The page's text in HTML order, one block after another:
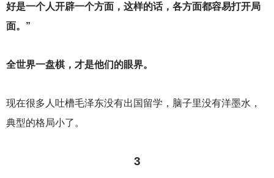
好是一个人开辟一个方面，这样的话，各方面都容易打开局
面。”
全世界一盘棋，才是他们的眼界。
现在很多人吐槽毛泽东没有出国留学，脑子里没有洋墨水，
典型的格局小了。
3